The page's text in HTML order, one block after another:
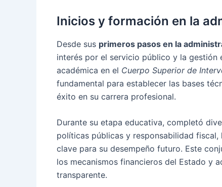
Inicios y formación en la
Desde sus primeros pasos en la
interés por el servicio público y la gestión
académica en el Cuerpo Superior de
fundamental para establecer las bases
éxito en su carrera profesional.
Durante su etapa educativa, completó
políticas públicas y responsabilidad
clave para su desempeño futuro. Este
los mecanismos financieros del Estado y
transparente.